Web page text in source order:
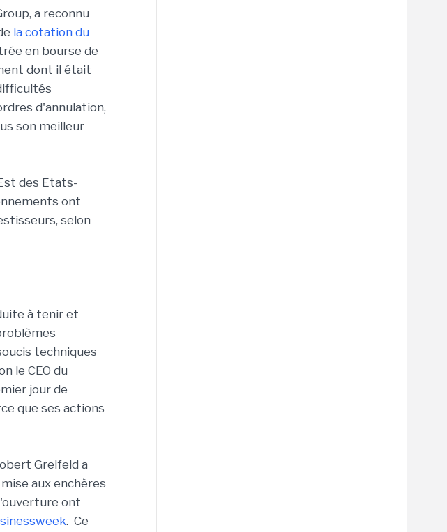
a reconnu
la cotation du
en bourse de
dont il était
d'annulation,
son meilleur
des Etats-
ont
selon
à tenir et
techniques
le CEO du
jour de
que ses actions
Greifeld a
aux enchères
ont
. Ce